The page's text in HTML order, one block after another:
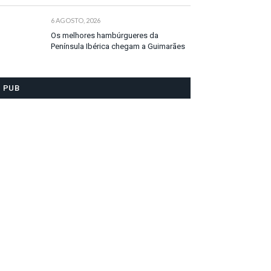
6 AGOSTO, 2026
Os melhores hambúrgueres da
Península Ibérica chegam a Guimarães
PUB